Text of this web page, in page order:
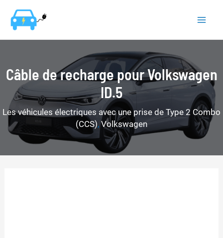
contenu
Câble de recharge pour Volkswagen
ID.5
Les véhicules électriques avec une prise de Type 2 Combo
(CCS),Volkswagen